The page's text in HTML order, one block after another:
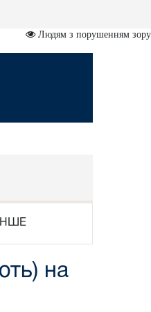
Людям з порушенням зору
ІНШЕ
на